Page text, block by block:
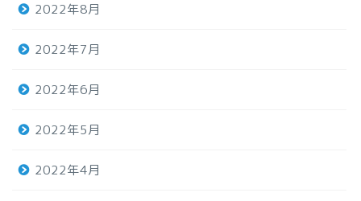
2022年8月
2022年7月
2022年6月
2022年5月
2022年4月